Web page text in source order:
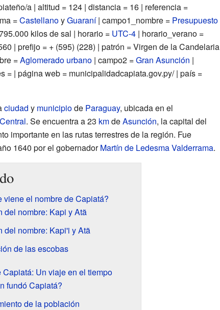
a | altitud = 124 | distancia = 16 | referencia =
=CastellanoyGuaraní| campo1_nombre = Presupuesto
kilos de sal | horario = UTC-4| horario_verano =
| prefijo = + (595) (228) | patrón = Virgen de la Candelaria
=Aglomerado urbano| campo2 =Gran Asunción |
= | página web = municipalidadcapiata.gov.py/ | país =
ciudad y municipiode Paraguay, ubicada en el
. Se encuentra a 23 kmdeAsunción, la capital del
importante en las rutas terrestres de la región. Fue
1640 por el gobernadorMartín de Ledesma Valderrama.
viene el nombre de Capiatá?
del nombre: Kapi y Atã
del nombre: Kapi'i y Atã
de las escobas
Capiatá: Un viaje en el tiempo
fundó Capiatá?
de la población